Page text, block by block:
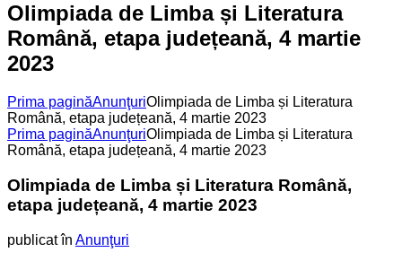
Olimpiada de Limba și Literatura
Română, etapa județeană, 4 martie
2023
Prima paginăAnunţuriOlimpiada de Limba și Literatura
Română, etapa județeană, 4 martie 2023
Prima paginăAnunţuriOlimpiada de Limba și Literatura
Română, etapa județeană, 4 martie 2023
Olimpiada de Limba și Literatura Română,
etapa județeană, 4 martie 2023
publicat în Anunţuri